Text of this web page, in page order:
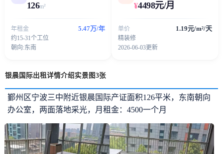
126m²
年租金 5.47万/年
约15-31个工位
朝向:东南
¥4498元/月
单价 1.19元/m²/天
精装修
2026-06-03更新
银晨国际出租详情介绍实景图3张
鄞州区宁波三中附近银晨国际产证面积126平米，东南朝向
办公室，两面落地采光，月租金：4500一个月